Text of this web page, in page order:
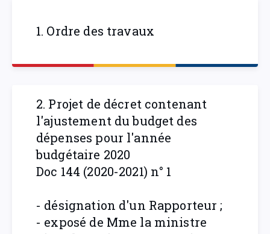
1. Ordre des travaux
2. Projet de décret contenant
l'ajustement du budget des
dépenses pour l'année
budgétaire 2020
Doc 144 (2020-2021) n° 1
- désignation d'un Rapporteur ;
- exposé de Mme la ministre